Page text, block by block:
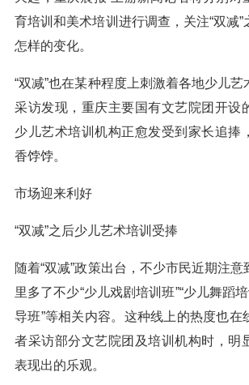
育培训和美术培训进行调查，关注“双减
怎样的变化。
“双减”也在某种程度上刺激着各地少儿
采访发现，重庆主要国有文艺院团开设
少儿艺术培训机构正愈发受到家长追捧
香饽饽。
市场迎来利好
“双减”之后少儿艺术培训受捧
随着“双减”政策出台，不少市民近期注
里多了不少“少儿戏剧培训班”“少儿舞蹈
导班”等相关内容。这种线上的热度也在
者采访部分文艺院团及培训机构时，明
表现出的乐观。